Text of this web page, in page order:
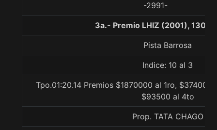
-2991-
3a.- Premio LHIZ (2001), 1300
Pista Barrosa
Indice: 10 al 3
Tpo.01:20.14 Premios $1870000 al 1ro,
$93500 al 4to
Prop. TATA CHAGO